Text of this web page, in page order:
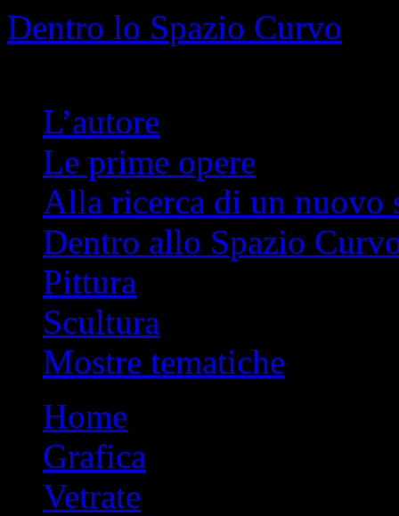
Dentro lo Spazio Curvo
L’autore
Le prime opere
Alla ricerca di un nuovo
Dentro allo Spazio
Pittura
Scultura
Mostre tematiche
contenutoHome
Grafica
Vetrate